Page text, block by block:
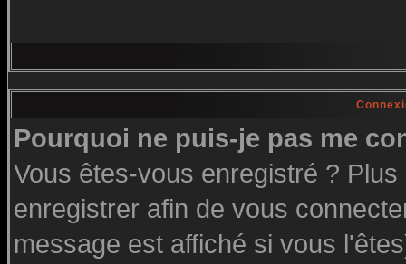
Pourquoi ne puis-je pas me
Vous êtes-vous enregistré ?
enregistrer afin de vous
message est affiché si vous